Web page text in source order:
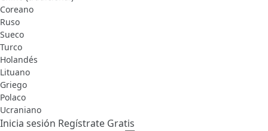
Coreano
Ruso
Sueco
Turco
Holandés
Lituano
Griego
Polaco
Ucraniano
Inicia sesión Regístrate Gratis